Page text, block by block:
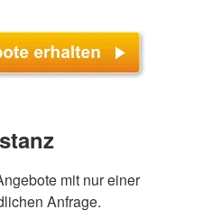
mit nur einer
Anfrage.